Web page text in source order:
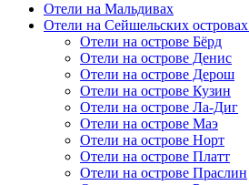
Отели на Мальдивах
Отели на Сейшельских островах
Отели на острове Бёрд
Отели на острове Денис
Отели на острове Дерош
Отели на острове Кузин
Отели на острове Ла-Диг
Отели на острове Маэ
Отели на острове Норт
Отели на острове Платт
Отели на острове Праслин